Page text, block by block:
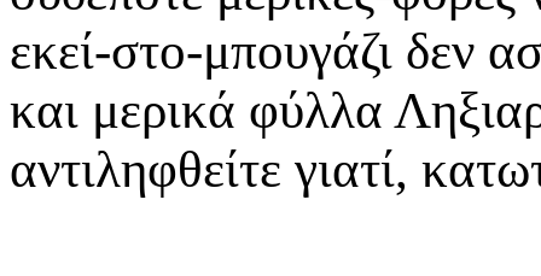
εκεί-στο-μπουγάζι δεν
και μερικά φύλλα
αντιληφθείτε γιατί,